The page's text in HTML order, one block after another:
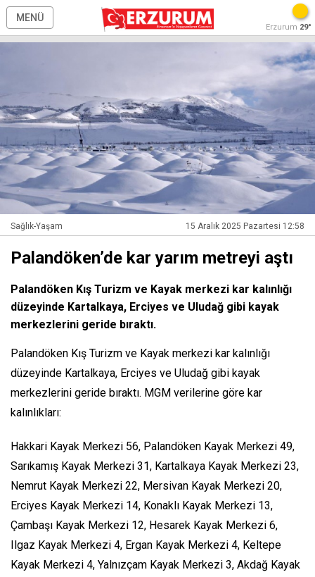
MENÜ
Erzurum 29°
Sağlık-Yaşam 15 Aralık 2025 Pazartesi 12:58
Palandöken’de kar yarım metreyi aştı
Palandöken Kış Turizm ve Kayak merkezi kar kalınlığı
düzeyinde Kartalkaya, Erciyes ve Uludağ gibi kayak
merkezlerini geride bıraktı.
Palandöken Kış Turizm ve Kayak merkezi kar kalınlığı
düzeyinde Kartalkaya, Erciyes ve Uludağ gibi kayak
merkezlerini geride bıraktı. MGM verilerine göre kar
kalınlıkları:
Hakkari Kayak Merkezi 56, Palandöken Kayak Merkezi 49,
Sarıkamış Kayak Merkezi 31, Kartalkaya Kayak Merkezi 23,
Nemrut Kayak Merkezi 22, Mersivan Kayak Merkezi 20,
Erciyes Kayak Merkezi 14, Konaklı Kayak Merkezi 13,
Çambaşı Kayak Merkezi 12, Hesarek Kayak Merkezi 6,
Ilgaz Kayak Merkezi 4, Ergan Kayak Merkezi 4, Keltepe
Kayak Merkezi 4, Yalnızçam Kayak Merkezi 3, Akdağ Kayak